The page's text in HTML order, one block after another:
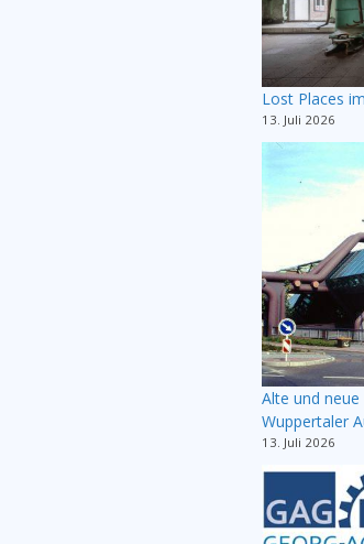
Lost Places
13. Juli 2026
Alte und
Wuppertaler
13. Juli 2026